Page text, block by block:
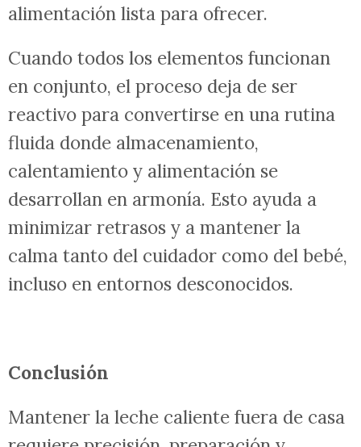
alimentación lista para ofrecer.
Cuando todos los elementos funcionan
en conjunto, el proceso deja de ser
reactivo para convertirse en una rutina
fluida donde almacenamiento,
calentamiento y alimentación se
desarrollan en armonía. Esto ayuda a
minimizar retrasos y a mantener la
calma tanto del cuidador como del bebé,
incluso en entornos desconocidos.
Conclusión
Mantener la leche caliente fuera de casa